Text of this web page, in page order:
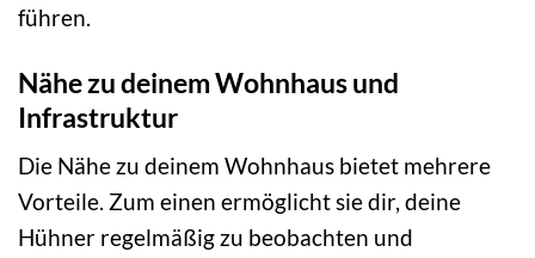
führen.
Nähe zu deinem Wohnhaus und
Infrastruktur
Die Nähe zu deinem Wohnhaus bietet mehrere
Vorteile. Zum einen ermöglicht sie dir, deine
Hühner regelmäßig zu beobachten und